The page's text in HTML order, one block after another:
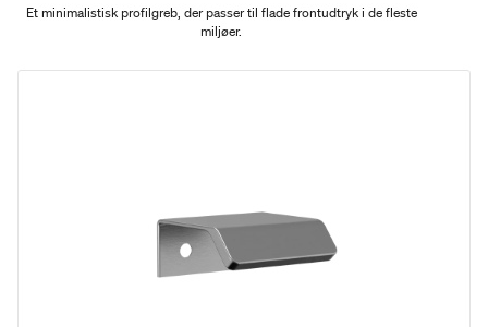
Et minimalistisk profilgreb, der passer til flade frontudtryk i de fleste
miljøer.